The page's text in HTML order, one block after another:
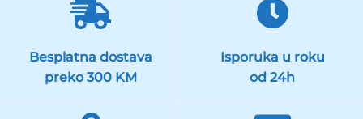
Besplatna dostava
preko 300 KM
Isporuka u roku
od 24h